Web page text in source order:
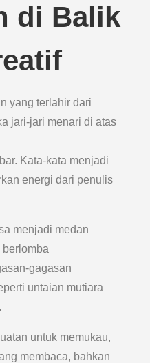
di Balik
yang terlahir dari
jari-jari menari di atas
Kata-kata menjadi
energi dari penulis
menjadi medan
berlomba
gagasan
untaian mutiara
untuk memukau,
membaca, bahkan